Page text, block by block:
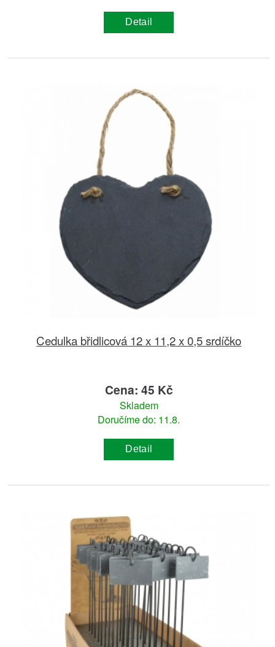
Detail
Cedulka břidlicová 12 x 11,2 x 0,5 srdíčko
Cena: 45 Kč
Skladem
Doručíme do: 11.8.
Detail